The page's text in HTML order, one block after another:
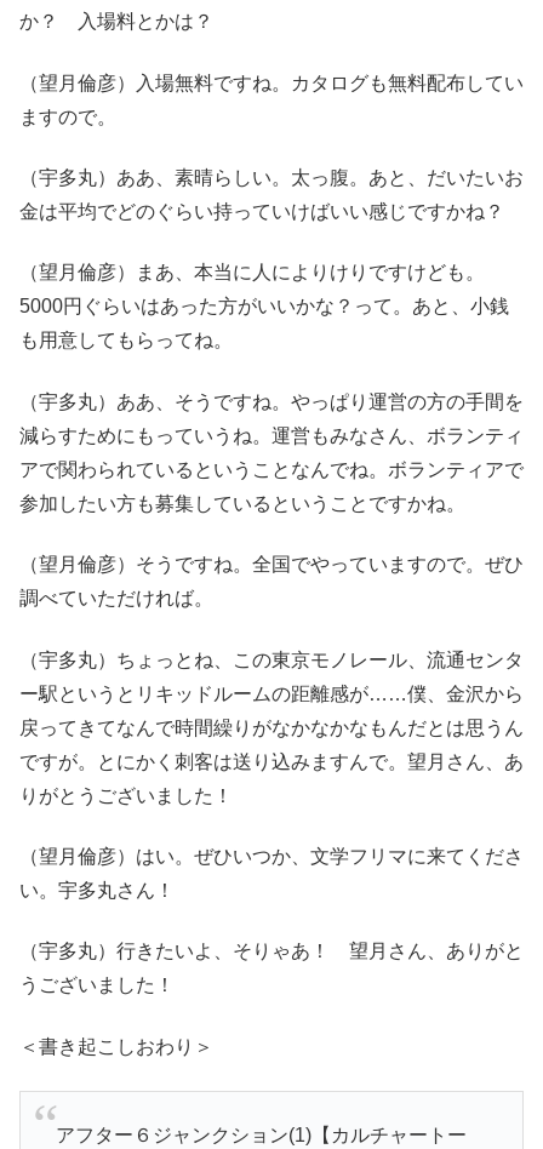
か？ 入場料とかは？
（望月倫彦）入場無料ですね。カタログも無料配布してい
ますので。
（宇多丸）ああ、素晴らしい。太っ腹。あと、だいたいお
金は平均でどのぐらい持っていけばいい感じですかね？
（望月倫彦）まあ、本当に人によりけりですけども。
5000円ぐらいはあった方がいいかな？って。あと、小銭
も用意してもらってね。
（宇多丸）ああ、そうですね。やっぱり運営の方の手間を
減らすためにもっていうね。運営もみなさん、ボランティ
アで関わられているということなんでね。ボランティアで
参加したい方も募集しているということですかね。
（望月倫彦）そうですね。全国でやっていますので。ぜひ
調べていただければ。
（宇多丸）ちょっとね、この東京モノレール、流通センタ
ー駅というとリキッドルームの距離感が……僕、金沢から
戻ってきてなんで時間繰りがなかなかなもんだとは思うん
ですが。とにかく刺客は送り込みますんで。望月さん、あ
りがとうございました！
（望月倫彦）はい。ぜひいつか、文学フリマに来てくださ
い。宇多丸さん！
（宇多丸）行きたいよ、そりゃあ！ 望月さん、ありがと
うございました！
＜書き起こしおわり＞
アフター６ジャンクション(1)【カルチャートー